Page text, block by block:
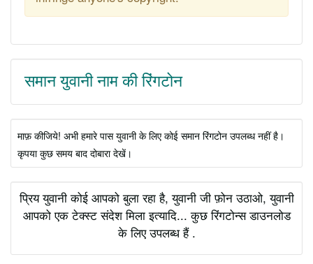
समान युवानी नाम की रिंगटोन
माफ़ कीजिये! अभी हमारे पास युवानी के लिए कोई समान रिंगटोन उपलब्ध नहीं है।
कृपया कुछ समय बाद दोबारा देखें।
प्रिय युवानी कोई आपको बुला रहा है, युवानी जी फ़ोन उठाओ, युवानी
आपको एक टेक्स्ट संदेश मिला इत्यादि... कुछ रिंगटोन्स डाउनलोड
के लिए उपलब्ध हैं .